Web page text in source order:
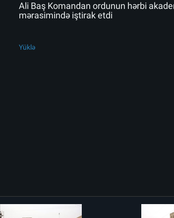
Ali Baş Komandan ordunun hərbi
mərasimində iştirak etdi
Yüklə